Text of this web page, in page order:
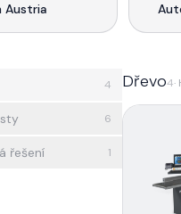
Austria
4
6
řešení 1
Dřevo4·